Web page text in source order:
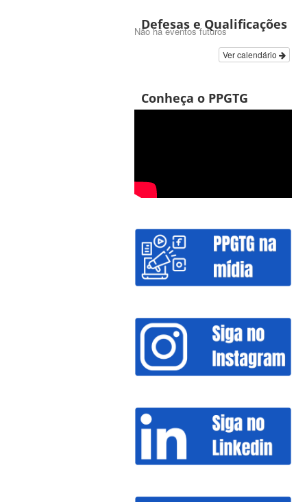
Defesas e Qualificações
Não há eventos futuros
Ver calendário
Conheça o PPGTG